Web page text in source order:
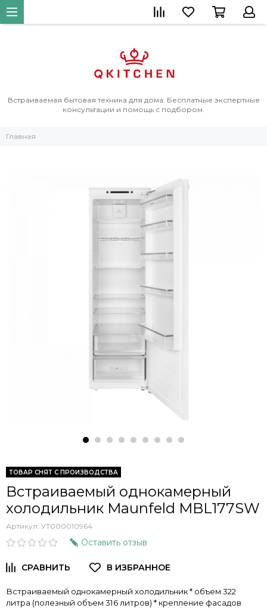
Встраиваемая бытовая техника для дома. Бесплатные экспертные
консультации и помощь с подбором.
Главная
ТОВАР СНЯТ С ПРОИЗВОДСТВА
Встраиваемый однокамерный
холодильник Maunfeld MBL177SW
Артикул: УТ000010964
Оставить отзыв
Встраиваемый однокамерный холодильник * объем 322
литра (полезный объем 316 литров) * крепление фасадов